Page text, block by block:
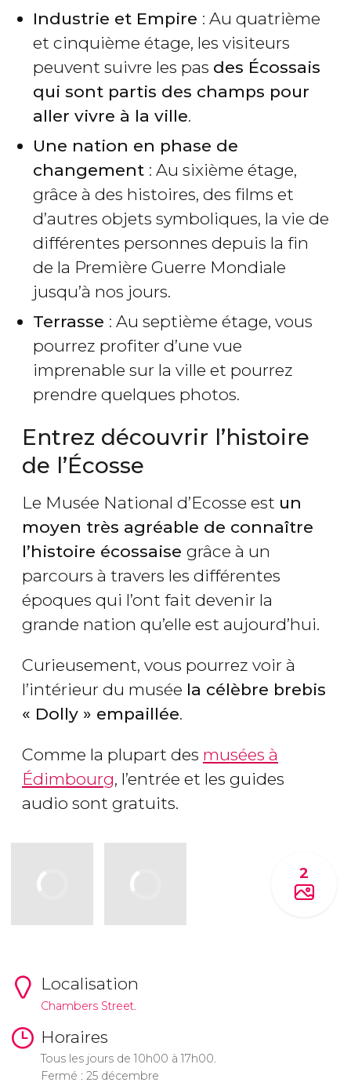
Industrie et Empire : Au quatrième
et cinquième étage, les visiteurs
peuvent suivre les pas des Écossais
qui sont partis des champs pour
aller vivre à la ville.
Une nation en phase de
changement : Au sixième étage,
grâce à des histoires, des films et
d’autres objets symboliques, la vie de
différentes personnes depuis la fin
de la Première Guerre Mondiale
jusqu’à nos jours.
Terrasse : Au septième étage, vous
pourrez profiter d’une vue
imprenable sur la ville et pourrez
prendre quelques photos.
Entrez découvrir l’histoire
de l’Écosse
Le Musée National d’Ecosse est un
moyen très agréable de connaître
l’histoire écossaise grâce à un
parcours à travers les différentes
époques qui l’ont fait devenir la
grande nation qu’elle est aujourd’hui.
Curieusement, vous pourrez voir à
l’intérieur du musée la célèbre brebis
« Dolly » empaillée.
Comme la plupart des musées à
Édimbourg, l’entrée et les guides
audio sont gratuits.
2
Localisation
Chambers Street.
Horaires
Tous les jours de 10h00 à 17h00.
Fermé : 25 décembre